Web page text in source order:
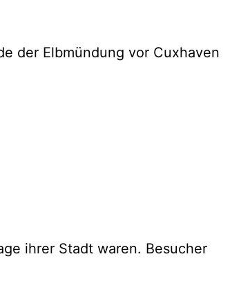
der Elbmündung vor Cuxhaven
ihrer Stadt waren. Besucher